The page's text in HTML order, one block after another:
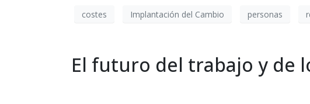
costes Implantación del Cambio personas
El futuro del trabajo y de